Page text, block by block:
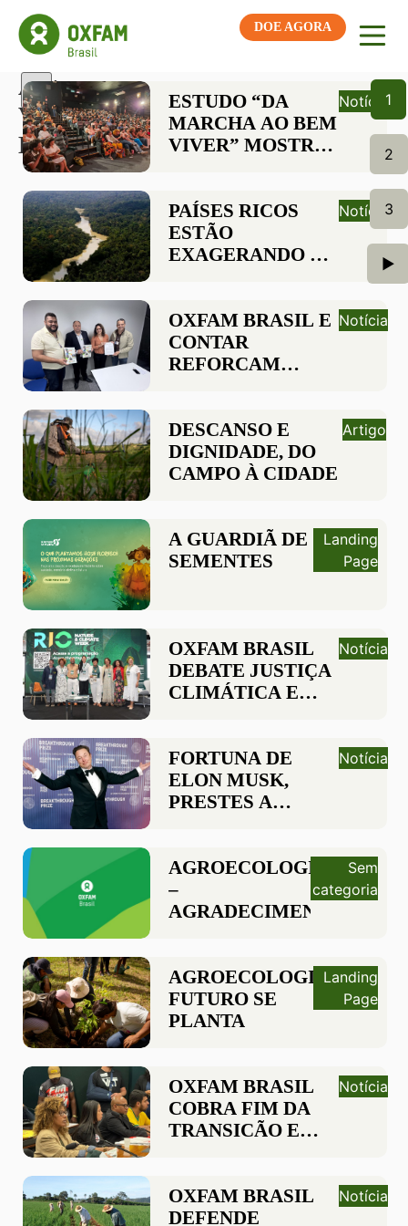
DOE AGORA
Autor:
Vinícius
Braga
ESTUDO “DA
MARCHA AO BEM
VIVER” MOSTRA
MULHERES
NEGRAS NA
ÚLTIMA DÉCADA
Notícia
PAÍSES RICOS
ESTÃO
EXAGERANDO O
FINANCIAMENTO
CLIMÁTICO EM
CERCA DE US$
Notícia
OXFAM BRASIL E
CONTAR
REFORÇAM
APROVAÇÃO DA
PEC 221/2019
Notícia
DESCANSO E
DIGNIDADE, DO
CAMPO À CIDADE
Artigo
A GUARDIÃ DE
SEMENTES
Landing
Page
OXFAM BRASIL
DEBATE JUSTIÇA
CLIMÁTICA E
NA 1ª EDIÇÃO DA
NATURE
CLIMATE WEEK
Notícia
FORTUNA DE
ELON MUSK,
PRESTES A
CRESCEU MAIS
DE US$ 1 MILHÃO
POR MINUTO NO
Notícia
AGROECOLOGIA
–
AGRADECIMENTO
Sem
categoria
AGROECOLOGIA: O
FUTURO SE
PLANTA
Landing
Page
OXFAM BRASIL
COBRA FIM DA
TRANSIÇÃO E
REDUÇÃO DA
JORNADA
Notícia
OXFAM BRASIL
DEFENDE
Notícia
1
2
3
►